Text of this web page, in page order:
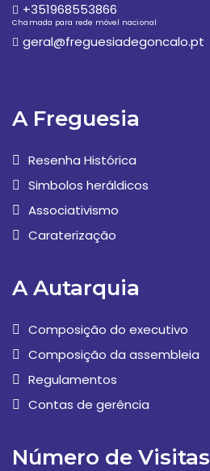
+351968553866
Chamada para rede móvel nacional
geral@freguesiadegoncalo.pt
A Freguesia
Resenha Histórica
Simbolos heráldicos
Associativismo
Caraterização
A Autarquia
Composição do executivo
Composição da assembleia
Regulamentos
Contas de gerência
Número de Visitas